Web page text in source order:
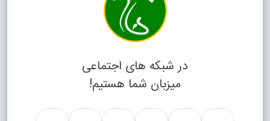
در شبکه های اجتماعی
میزبان شما هستیم!